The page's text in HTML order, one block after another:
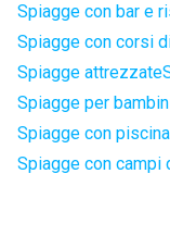
Spiagge con bar e
Spiagge con corsi
Spiagge attrezzate
Spiagge per
Spiagge con
Spiagge con campi